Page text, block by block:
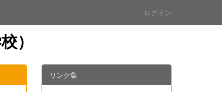
ログイン
）
リンク集